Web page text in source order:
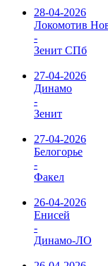
28-04-2026
Локомотив
-
Зенит СПб
27-04-2026
Динамо
-
Зенит
27-04-2026
Белогорье
-
Факел
26-04-2026
Енисей
-
Динамо-ЛО